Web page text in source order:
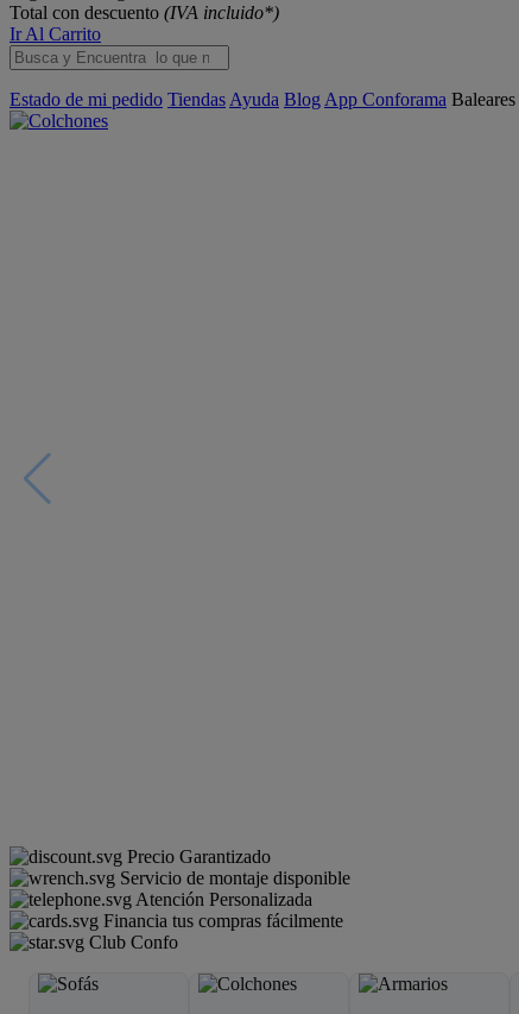
Total con descuento (IVA incluido*)
Ir Al Carrito
Estado de mi pedido Tiendas Ayuda Blog App Conforama Baleares
Precio Garantizado
Servicio de montaje disponible
Atención Personalizada
Financia tus compras fácilmente
Club Confo